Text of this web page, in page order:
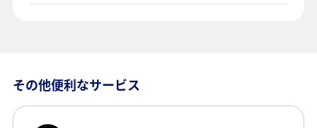
その他便利なサービス